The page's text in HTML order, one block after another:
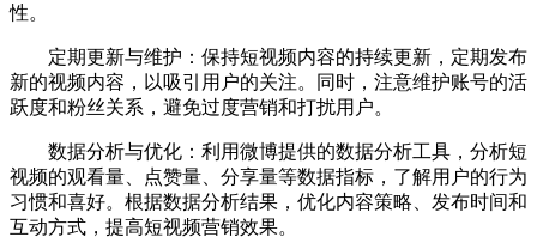
性。
定期更新与维护：保持短视频内容的持续更新，定期发布
新的视频内容，以吸引用户的关注。同时，注意维护账号的活
跃度和粉丝关系，避免过度营销和打扰用户。
数据分析与优化：利用微博提供的数据分析工具，分析短
视频的观看量、点赞量、分享量等数据指标，了解用户的行为
习惯和喜好。根据数据分析结果，优化内容策略、发布时间和
互动方式，提高短视频营销效果。